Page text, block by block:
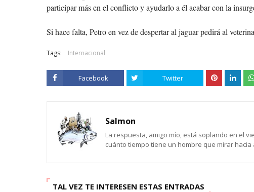
participar más en el conflicto y ayudarlo a él acabar con la
Si hace falta, Petro en vez de despertar al jaguar pedirá al
Tags: Internacional
Facebook Twitter
Salmon
La respuesta, amigo mío, está soplando en el
cuánto tiempo tiene un hombre que mirar
TAL VEZ TE INTERESEN ESTAS ENTRADAS